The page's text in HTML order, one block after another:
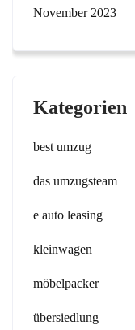
November 2023
Kategorien
best umzug
das umzugsteam
e auto leasing
kleinwagen
möbelpacker
übersiedlung